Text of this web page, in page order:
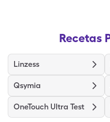
Recetas
Linzess
Qsymia
OneTouch Ultra Test